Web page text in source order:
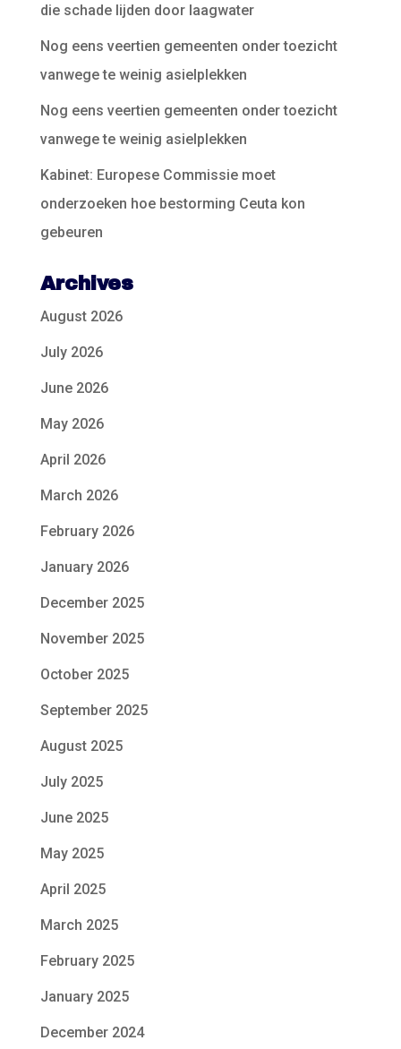
die schade lijden door laagwater
Nog eens veertien gemeenten onder toezicht
vanwege te weinig asielplekken
Nog eens veertien gemeenten onder toezicht
vanwege te weinig asielplekken
Kabinet: Europese Commissie moet
onderzoeken hoe bestorming Ceuta kon
gebeuren
Archives
August 2026
July 2026
June 2026
May 2026
April 2026
March 2026
February 2026
January 2026
December 2025
November 2025
October 2025
September 2025
August 2025
July 2025
June 2025
May 2025
April 2025
March 2025
February 2025
January 2025
December 2024